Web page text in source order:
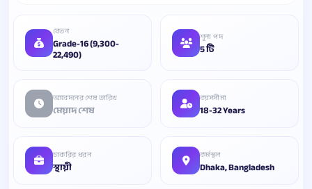
বেতন
Grade-16 (9,300-
22,490)
শূন্য পদ
5 টি
আবেদনের শেষ তারিখ
মেয়াদ শেষ
বয়সসীমা
18-32 Years
চাকরির ধরন
স্থায়ী
কর্মস্থল
Dhaka, Bangladesh